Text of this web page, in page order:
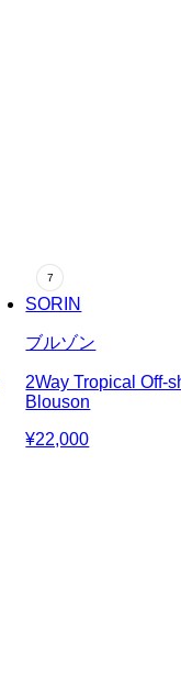
SORIN
ブルゾン
2Way Tropical Off-
Blouson
¥22,000